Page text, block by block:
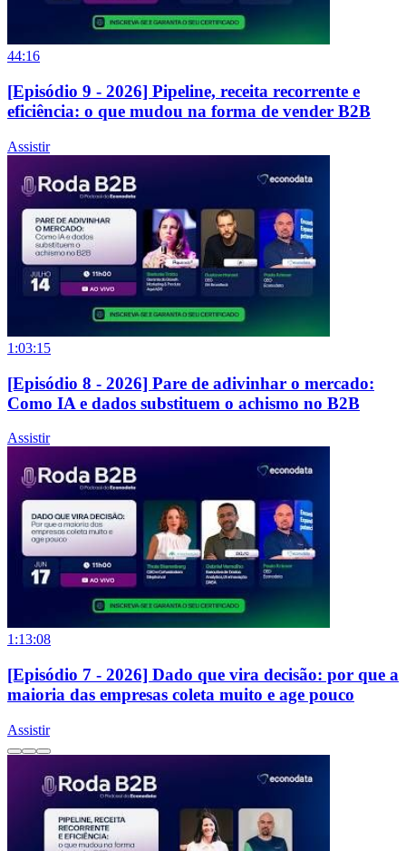
44:16
[Episódio 9 - 2026] Pipeline, receita recorrente e
eficiência: o que mudou na forma de vender B2B
Assistir
1:03:15
[Episódio 8 - 2026] Pare de adivinhar o mercado:
Como IA e dados substituem o achismo no B2B
Assistir
1:13:08
[Episódio 7 - 2026] Dado que vira decisão: por que a
maioria das empresas coleta muito e age pouco
Assistir